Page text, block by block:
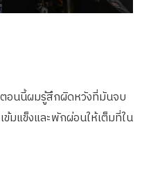
ตอนนี้ผมรู้สึกผิดหวังที่มันจบ
ข้มแข็งและพักผ่อนให้เต็มที่ใน